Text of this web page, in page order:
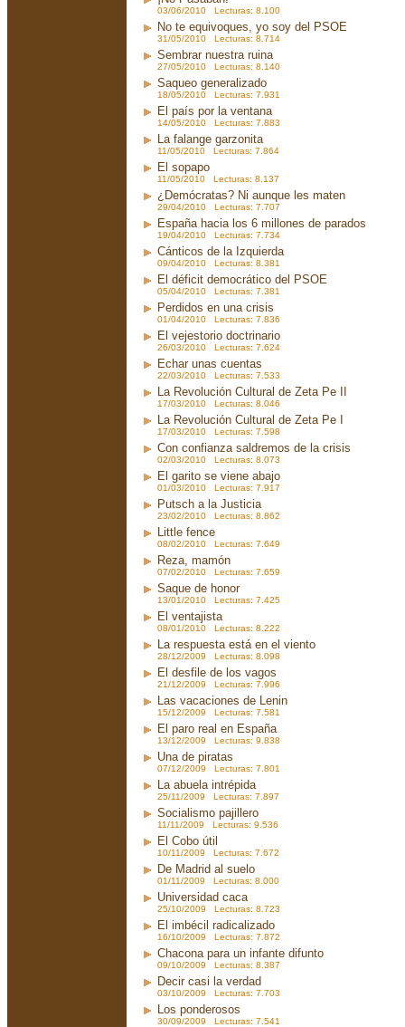
03/06/2010 Lecturas: 8.100
No te equivoques, yo soy del PSOE
31/05/2010 Lecturas: 8.714
Sembrar nuestra ruina
27/05/2010 Lecturas: 8.140
Saqueo generalizado
18/05/2010 Lecturas: 7.931
El país por la ventana
14/05/2010 Lecturas: 7.883
La falange garzonita
11/05/2010 Lecturas: 7.864
El sopapo
11/05/2010 Lecturas: 8.137
¿Demócratas? Ni aunque les maten
29/04/2010 Lecturas: 7.707
España hacia los 6 millones de parados
19/04/2010 Lecturas: 7.734
Cánticos de la Izquierda
09/04/2010 Lecturas: 8.381
El déficit democrático del PSOE
05/04/2010 Lecturas: 7.381
Perdidos en una crisis
01/04/2010 Lecturas: 7.836
El vejestorio doctrinario
26/03/2010 Lecturas: 7.624
Echar unas cuentas
22/03/2010 Lecturas: 7.533
La Revolución Cultural de Zeta Pe II
17/03/2010 Lecturas: 8.046
La Revolución Cultural de Zeta Pe I
17/03/2010 Lecturas: 7.598
Con confianza saldremos de la crisis
02/03/2010 Lecturas: 8.073
El garito se viene abajo
01/03/2010 Lecturas: 7.917
Putsch a la Justicia
23/02/2010 Lecturas: 8.862
Little fence
08/02/2010 Lecturas: 7.649
Reza, mamón
07/02/2010 Lecturas: 7.659
Saque de honor
13/01/2010 Lecturas: 7.425
El ventajista
08/01/2010 Lecturas: 8.222
La respuesta está en el viento
28/12/2009 Lecturas: 8.098
El desfile de los vagos
21/12/2009 Lecturas: 7.996
Las vacaciones de Lenin
15/12/2009 Lecturas: 7.581
El paro real en España
13/12/2009 Lecturas: 9.838
Una de piratas
07/12/2009 Lecturas: 7.801
La abuela intrépida
25/11/2009 Lecturas: 7.897
Socialismo pajillero
11/11/2009 Lecturas: 9.536
El Cobo útil
10/11/2009 Lecturas: 7.672
De Madrid al suelo
01/11/2009 Lecturas: 8.000
Universidad caca
25/10/2009 Lecturas: 8.723
El imbécil radicalizado
16/10/2009 Lecturas: 7.872
Chacona para un infante difunto
09/10/2009 Lecturas: 8.387
Decir casi la verdad
03/10/2009 Lecturas: 7.703
Los ponderosos
30/09/2009 Lecturas: 7.541